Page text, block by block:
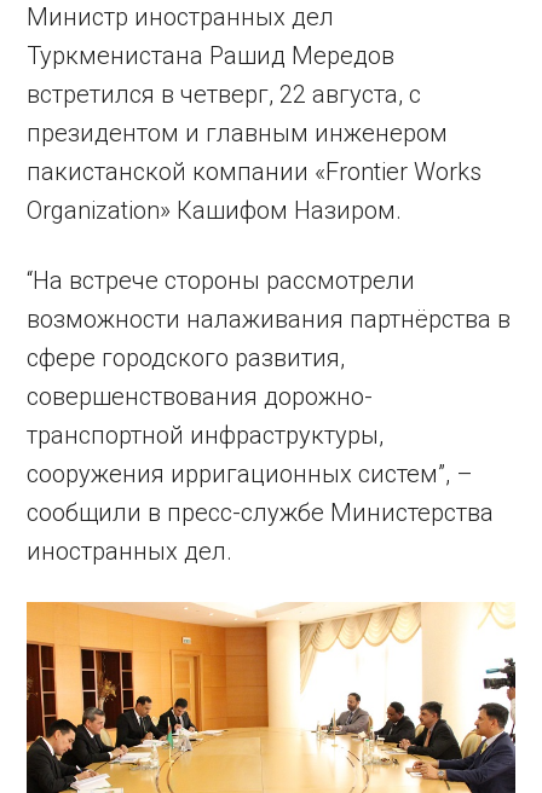
Министр иностранных дел
Туркменистана Рашид Мередов
встретился в четверг, 22 августа, с
президентом и главным инженером
пакистанской компании «Frontier Works
Organization» Кашифом Назиром.
“На встрече стороны рассмотрели
возможности налаживания партнёрства в
сфере городского развития,
совершенствования дорожно-
транспортной инфраструктуры,
сооружения ирригационных систем”, –
сообщили в пресс-службе Министерства
иностранных дел.